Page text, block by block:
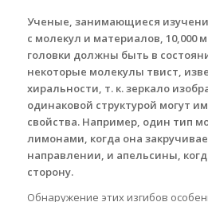
Ученые, занимающиеся
с молекул и материалов, 10,000
головки должны быть в
некоторые молекулы твист,
хиральности, т. к. зеркало
одинаковой структурой могут
свойства. Например, один тип
лимонами, когда она
направлении, и апельсины,
сторону.
Обнаружение этих изгибов